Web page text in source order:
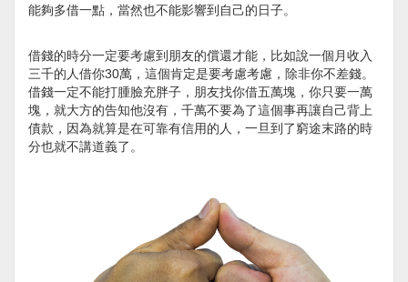
能夠多借一點，當然也不能影響到自己的日子。
借錢的時分一定要考慮到朋友的償還才能，比如說一個月收入
三千的人借你30萬，這個肯定是要考慮考慮，除非你不差錢。
借錢一定不能打腫臉充胖子，朋友找你借五萬塊，你只要一萬
塊，就大方的告知他沒有，千萬不要為了這個事再讓自己背上
債款，因為就算是在可靠有信用的人，一旦到了窮途末路的時
分也就不講道義了。